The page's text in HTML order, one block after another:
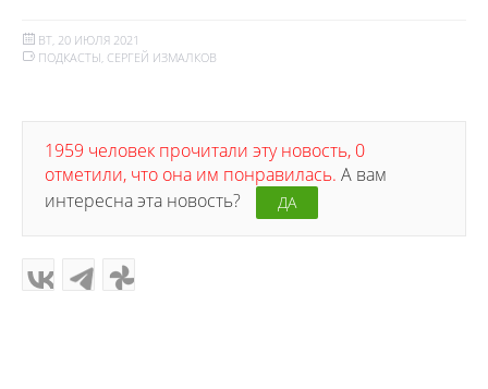
ВТ, 20 ИЮЛЯ 2021
ПОДКАСТЫ СЕРГЕЙ ИЗМАЛКОВ
1959 человек прочитали эту новость, 0
отметили, что она им понравилась. А вам
интересна эта новость?
ДА